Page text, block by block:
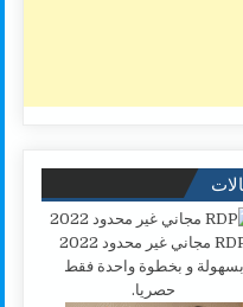
RDP مجاني غير محدود 2022
بسهولة و بخطوة واحدة فقط
حصريا.